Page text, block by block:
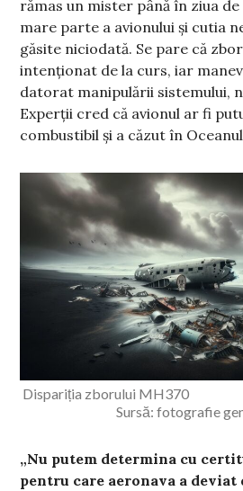
rămas un mister până în ziua
mare parte a avionului și cutia
găsite niciodată. Se pare că
intenționat de la curs, iar
datorat manipulării sistemului,
Experții cred că avionul ar fi
combustibil și a căzut în
Dispariția
Sursă: fotografie
„Nu putem determina cu
pentru care aeronava a deviat